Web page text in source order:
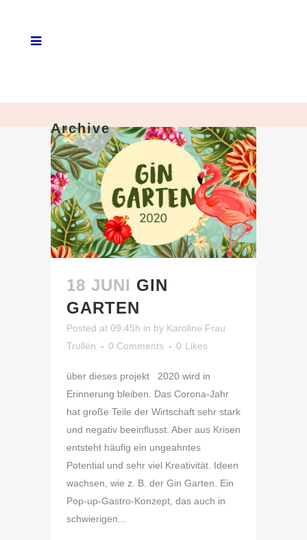
Archive
18 JUNI GIN
GARTEN
Posted at 09:45h in by Karoline Frau
Trullén
0 Comments 0 Likes
über dieses projekt 2020 wird in
Erinnerung bleiben. Das Corona-Jahr
hat große Teile der Wirtschaft sehr stark
und negativ beeinflusst. Aber aus Krisen
entsteht häufig ein ungeahntes
Potential und sehr viel Kreativität. Ideen
wachsen, wie z. B. der Gin Garten. Ein
Pop-up-Gastro-Konzept, das auch in
schwierigen...